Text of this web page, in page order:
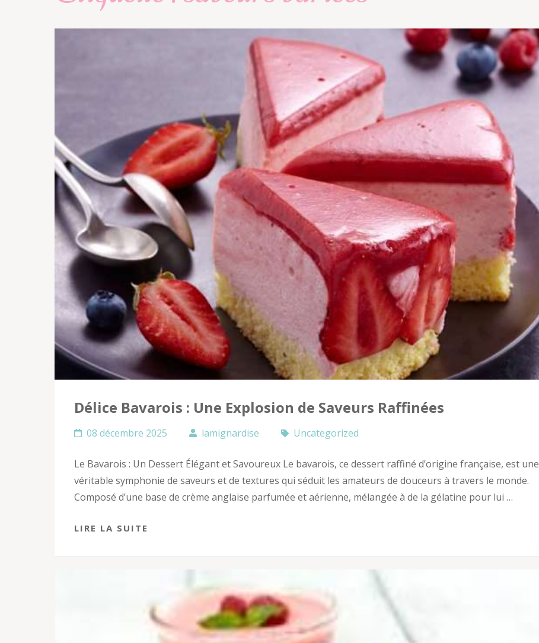
Délice Bavarois : Une Explosion de Saveurs Raffinées
08 décembre 2025 lamignardise Uncategorized
Le Bavarois : Un Dessert Élégant et Savoureux Le bavarois, ce dessert raffiné d’origine française, est une
véritable symphonie de saveurs et de textures qui séduit les amateurs de douceurs à travers le monde.
Composé d’une base de crème anglaise parfumée et aérienne, mélangée à de la gélatine pour lui …
LIRE LA SUITE